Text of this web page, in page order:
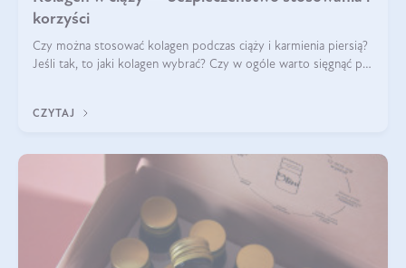
korzyści
Czy można stosować kolagen podczas ciąży i karmienia piersią?
Jeśli tak, to jaki kolagen wybrać? Czy w ogóle warto sięgnąć po
CZYTAJ